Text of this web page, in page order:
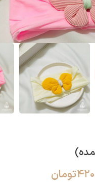
تومان